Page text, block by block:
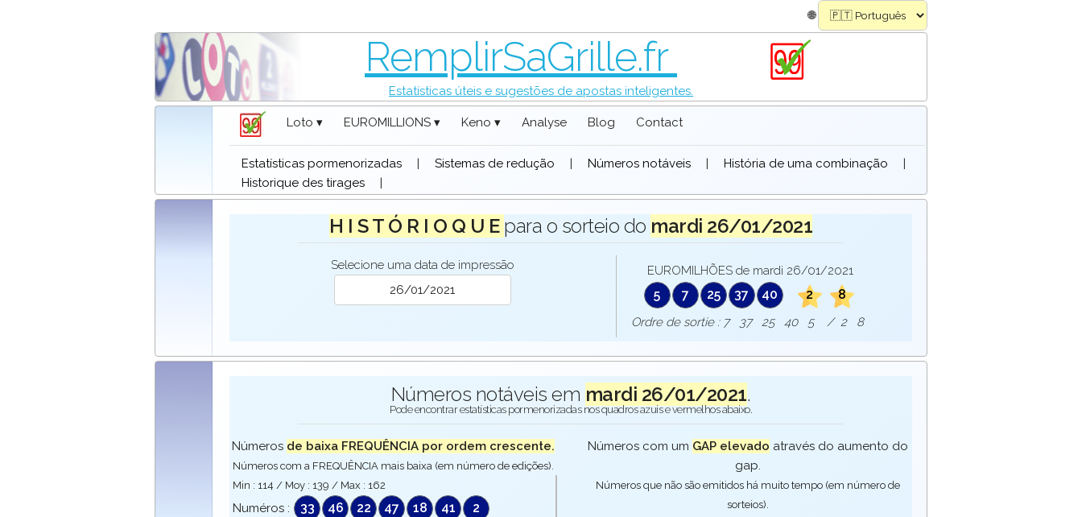
🌐
RemplirSaGrille.fr
Estatísticas úteis e sugestões de apostas inteligentes.
Loto ▾ EUROMILLIONS ▾ Keno ▾ Analyse Blog Contact
Estatísticas pormenorizadas | Sistemas de redução | Números notáveis | História de uma combinação
|
Historique des tirages
|
H I S T Ó R I O Q U E para o sorteio do mardi 26/01/2021
Selecione uma data de impressão EUROMILHÕES de mardi 26/01/2021
5 7 25 37 40 2 8
Ordre de sortie : 7 37 25 40 5 / 2 8
Números notáveis em mardi 26/01/2021.
Pode encontrar estatísticas pormenorizadas nos quadros azuis e vermelhos abaixo.
Números de baixa FREQUÊNCIA por ordem crescente.
Números com a FREQUÊNCIA mais baixa (em número de edições).
Min : 114 / Moy : 139 / Max : 162
Numéros : 33 46 22 47 18 41 2
Números com um GAP elevado através do aumento do
gap.
Números que não são emitidos há muito tempo (em número de
sorteios).